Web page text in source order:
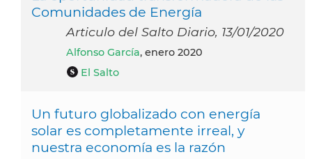
Comunidades de Energía
Articulo del Salto Diario, 13/01/2020
Alfonso García, enero 2020
El Salto
Un futuro globalizado con energía
solar es completamente irreal, y
nuestra economía es la razón